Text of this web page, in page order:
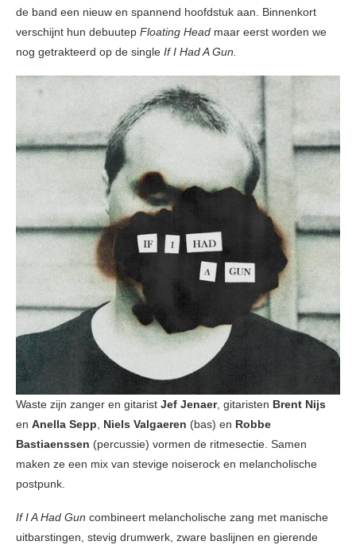
de band een nieuw en spannend hoofdstuk aan. Binnenkort
verschijnt hun debuutep Floating Head maar eerst worden we
nog getrakteerd op de single If I Had A Gun.
Waste zijn zanger en gitarist Jef Jenaer, gitaristen Brent Nijs
en Anella Sepp, Niels Valgaeren (bas) en Robbe
Bastiaenssen (percussie) vormen de ritmesectie. Samen
maken ze een mix van stevige noiserock en melancholische
postpunk.
If I A Had Gun combineert melancholische zang met manische
uitbarstingen, stevig drumwerk, zware baslijnen en gierende